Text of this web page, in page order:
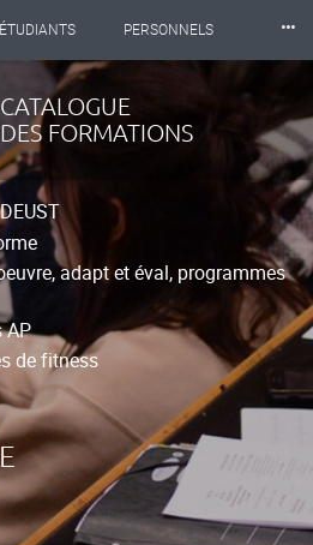
ÉTUDIANTS PERSONNELS ⸱⸱⸱
CATALOGUE
DES FORMATIONS
DEUST
adapt et éval, programmes
AP
de fitness